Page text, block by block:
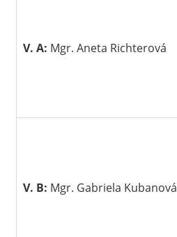
V. A: Mgr. Aneta Richterová
V. B: Mgr. Gabriela Kubanová